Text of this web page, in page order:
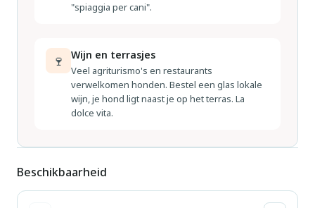
"spiaggia per cani".
🍷 Wijn en terrasjes
Veel agriturismo's en restaurants
verwelkomen honden. Bestel een glas lokale
wijn, je hond ligt naast je op het terras. La
dolce vita.
Beschikbaarheid